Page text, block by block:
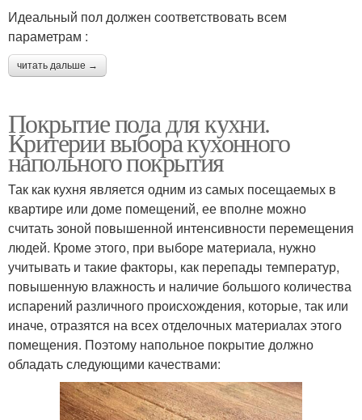
Идеальный пол должен соответствовать всем
параметрам :
читать дальше →
Покрытие пола для кухни.
Критерии выбора кухонного
напольного покрытия
Так как кухня является одним из самых посещаемых в
квартире или доме помещений, ее вполне можно
считать зоной повышенной интенсивности перемещения
людей. Кроме этого, при выборе материала, нужно
учитывать и такие факторы, как перепады температур,
повышенную влажность и наличие большого количества
испарений различного происхождения, которые, так или
иначе, отразятся на всех отделочных материалах этого
помещения. Поэтому напольное покрытие должно
обладать следующими качествами: